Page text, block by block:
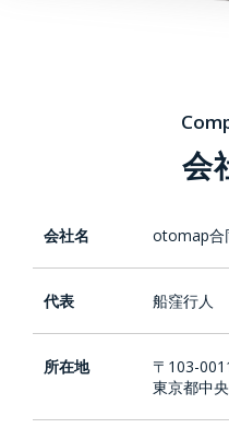
会
会社名 otomap合
代表 船窪行人
所在地
〒103-
東京都中